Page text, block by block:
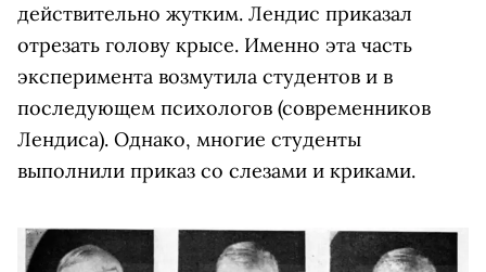
действительно жутким. Лендис приказал
отрезать голову крысе. Именно эта часть
эксперимента возмутила студентов и в
последующем психологов (современников
Лендиса). Однако, многие студенты
выполнили приказ со слезами и криками.